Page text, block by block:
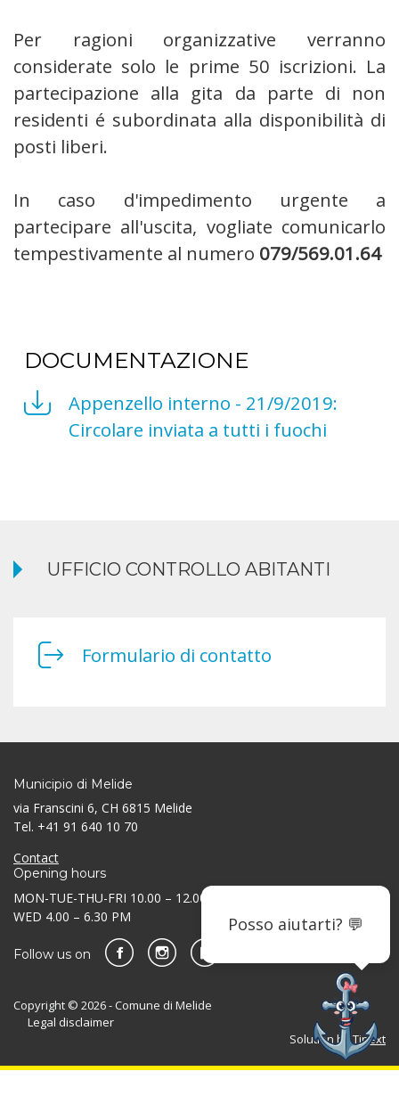
Posso aiutarti? 💬
Per ragioni organizzative verranno
considerate solo le prime 50 iscrizioni. La
partecipazione alla gita da parte di non
residenti é subordinata alla disponibilità di
posti liberi.
In caso d'impedimento urgente a
partecipare all'uscita, vogliate comunicarlo
tempestivamente al numero 079/569.01.64
DOCUMENTAZIONE
Appenzello interno - 21/9/2019:
Circolare inviata a tutti i fuochi
UFFICIO CONTROLLO ABITANTI
Formulario di contatto
Municipio di Melide
via Franscini 6, CH 6815 Melide
Tel. +41 91 640 10 70
Contact
Opening hours
MON-TUE-THU-FRI 10.00 – 12.00 AM / 3.30 – 5.30 PM
WED 4.00 – 6.30 PM
Follow us on
Copyright © 2026 - Comune di Melide
Legal disclaimer
Solution byTinext